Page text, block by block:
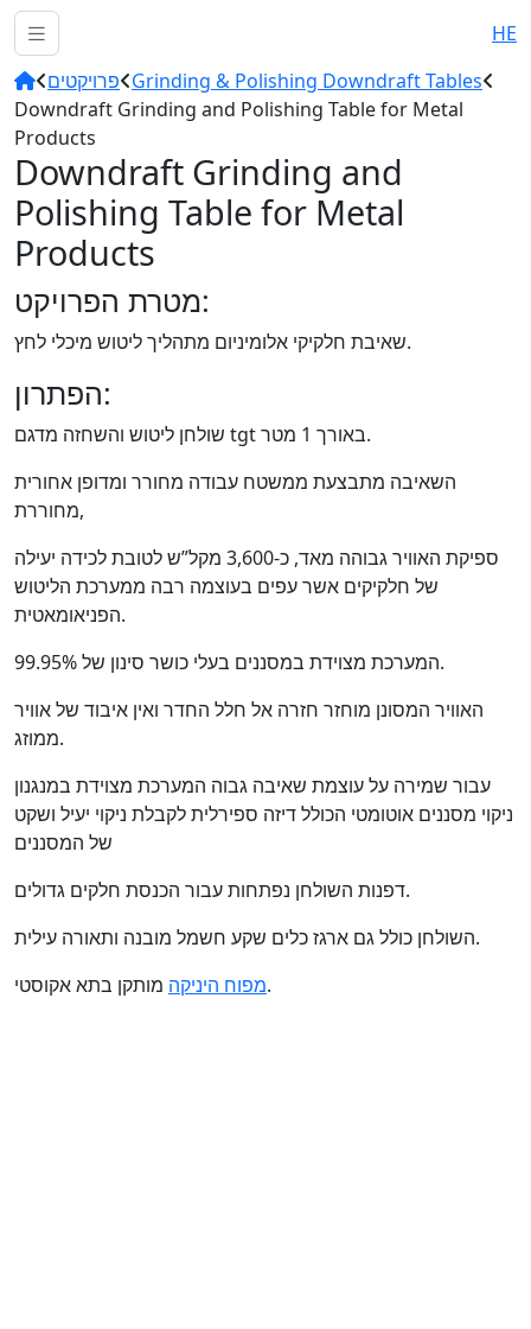
HE
פרויקטים Grinding & Polishing Downdraft Tables
Downdraft Grinding and Polishing Table for Metal
Products
Downdraft Grinding and
Polishing Table for Metal
Products
מטרת הפרויקט:
שאיבת חלקיקי אלומיניום מתהליך ליטוש מיכלי לחץ.
הפתרון:
שולחן ליטוש והשחזה מדגם tgt באורך 1 מטר.
השאיבה מתבצעת ממשטח עבודה מחורר ומדופן אחורית
מחוררת,
ספיקת האוויר גבוהה מאד, כ-3,600 מקל”ש לטובת לכידה יעילה
של חלקיקים אשר עפים בעוצמה רבה ממערכת הליטוש
הפניאומאטית.
המערכת מצוידת במסננים בעלי כושר סינון של 99.95%.
האוויר המסונן מוחזר חזרה אל חלל החדר ואין איבוד של אוויר
ממוזג.
עבור שמירה על עוצמת שאיבה גבוה המערכת מצוידת במנגנון
ניקוי מסננים אוטומטי הכולל דיזה ספירלית לקבלת ניקוי יעיל ושקט
של המסננים
דפנות השולחן נפתחות עבור הכנסת חלקים גדולים.
השולחן כולל גם ארגז כלים שקע חשמל מובנה ותאורה עילית.
מפוח היניקהמותקן בתא אקוסטי.